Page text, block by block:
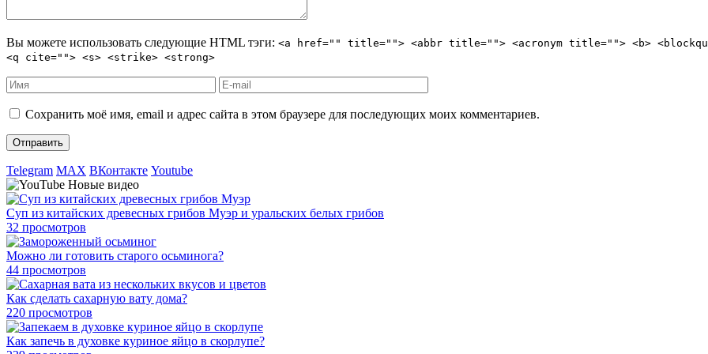
Вы можете использовать следующие HTML тэги: <a href="" title=""> <abbr title=""> <acronym title=""> <b>
<q cite=""> <s> <strike> <strong>
Сохранить моё имя, email и адрес сайта в этом браузере для последующих моих комментариев.
Telegram MAX ВКонтакте Youtube
Новые видео
Суп из китайских древесных грибов Муэр и уральских белых грибов
32 просмотров
Можно ли готовить старого осьминога?
44 просмотров
Как сделать сахарную вату дома?
220 просмотров
Как запечь в духовке куриное яйцо в скорлупе?